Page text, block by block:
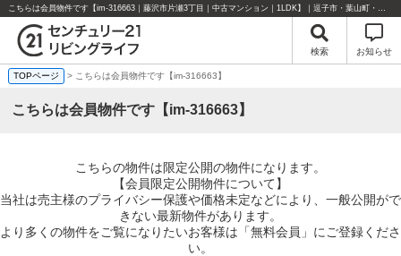
こちらは会員物件です【im-316663｜藤沢市片瀬3丁目｜中古マンション｜1LDK】｜逗子市・葉山町・湘南エリアの不動産のことならセンチュリー21リビングライフにお任せください！
検索 お知らせ
TOPページ > こちらは会員物件です【im-316663】
こちらは会員物件です【im-316663】
こちらの物件は限定公開の物件になります。
【会員限定公開物件について】
当社は売主様のプライバシー保護や価格未定などにより、一般公開がで
きない最新物件があります。
より多くの物件をご覧になりたいお客様は「無料会員」にご登録くださ
い。